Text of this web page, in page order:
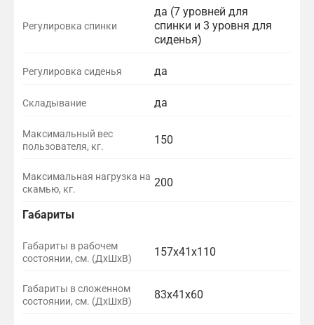
Регулировка спинки
да (7 уровней для
спинки и 3 уровня для
сиденья)
Регулировка сиденья да
Складывание да
Максимальный вес
пользователя, кг.
150
Максимальная нагрузка на
скамью, кг.
200
Габариты
Габариты в рабочем
состоянии, см. (ДхШхВ)
157х41x110
Габариты в сложенном
состоянии, см. (ДхШхВ)
83х41x60